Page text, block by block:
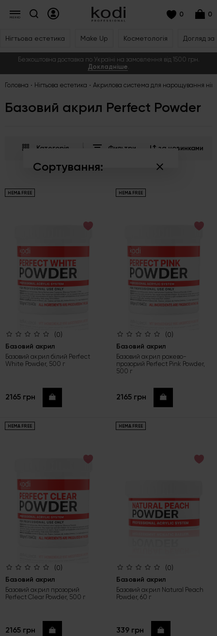
0 0
Нігтьова естетика Make Up Косметологія Догляд
Безкоштовна доставка по Україні на замовлення від 1500 грн.
Докладніше.
Головна Нігтьова естетика Акрилова система для нарощування
Базовий акрил Perfect Powder
Категорія Фильтри за новинками
Сортування:
за популярністю
за зростанням ціни
за спаданням ціни
за новинками
HEMA FREE
(0)
Базовий акрил
Базовий акрил білий Perfect
White Powder, 500 г
2165 грн Купити
HEMA FREE
(0)
Базовий акрил
Базовий акрил рожево-
прозорий Perfect Pink Powder,
500 г
2165 грн Купити
HEMA FREE
(0)
Базовий акрил
Базовий акрил прозорий
Perfect Clear Powder, 500 г
2165 грн Купити
HEMA FREE
(0)
Базовий акрил
Базовий акрил Natural Peach
Powder, 60 г
339 грн Купити